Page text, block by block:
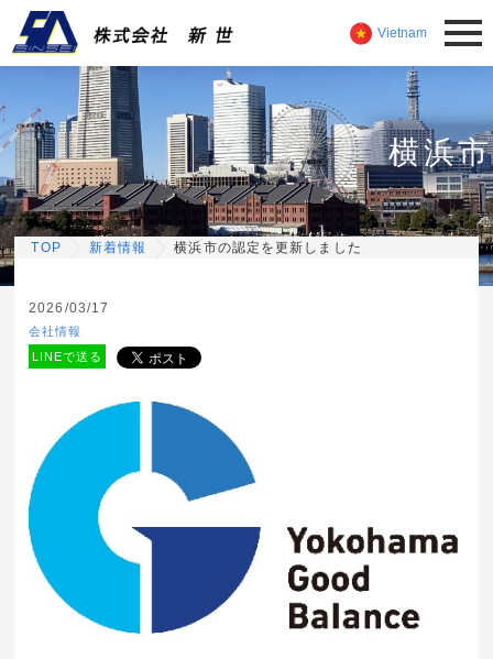
Vietnam
横浜
TOP 新着情報 横浜市の認定を更新しました
2026/03/17
会社情報
LINEで送る